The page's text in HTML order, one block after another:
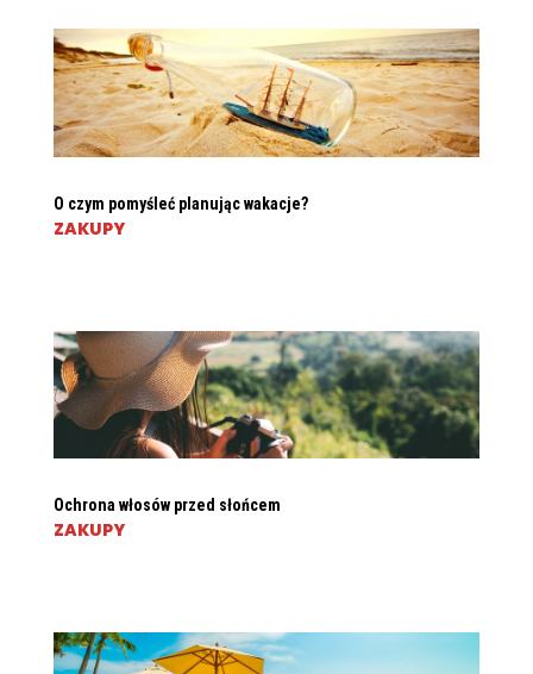
O czym pomyśleć planując wakacje?
ZAKUPY
Ochrona włosów przed słońcem
ZAKUPY